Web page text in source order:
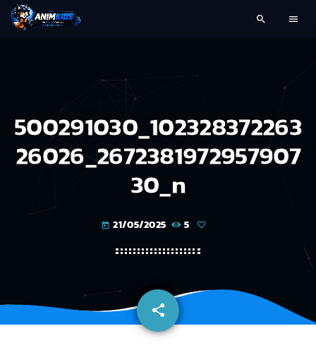
search menu
500291030_102328372263
26026_2672381972957907
30_n
today 21/05/2025 5
share
email